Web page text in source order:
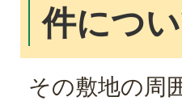
件につ
その敷地の周